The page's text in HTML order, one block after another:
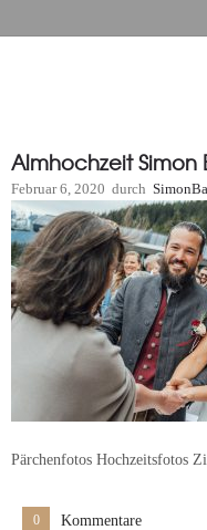
Almhochzeit Simon
Februar 6, 2020 durch
Pärchenfotos Hochzeitsfotos
0 Kommentare